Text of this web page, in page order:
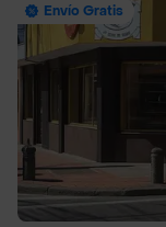
Envío Gratis